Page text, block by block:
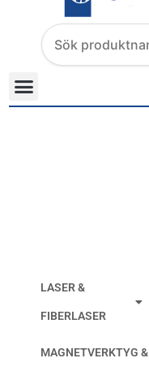
Search
products
LASER &
FIBERLASER
MAGNETVERKTYG &